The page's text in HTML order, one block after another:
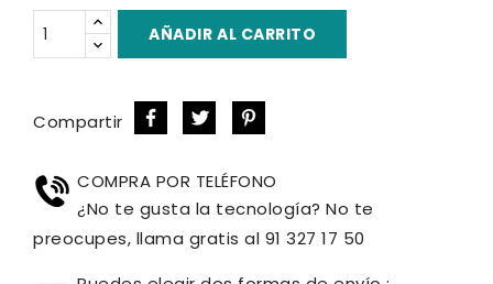
AÑADIR AL CARRITO
Compartir
COMPRA POR TELÉFONO
¿No te gusta la tecnología? No te
preocupes, llama gratis al 91 327 17 50